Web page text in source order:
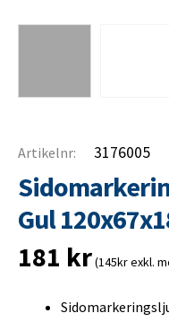
Artikelnr: 3176005
Gul
181 kr(145kr exkl.